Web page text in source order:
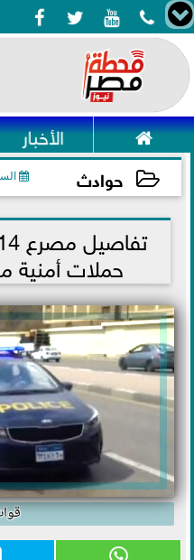
   
 الأخبار
حوادث السبت،
2021-11-13 18:33:59
حملات أمنية